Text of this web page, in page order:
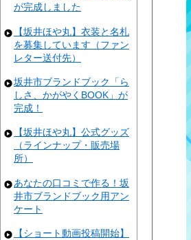
が完成しました
【坂井ほや丸】衣装と名札
を募集しています（ファン
レター送付先）
坂井市ブランドブック「ら
しさ、かがやくBOOK」が
完成！
【坂井ほや丸】公式グッズ
（ラインナップ・販売場
所）
あなたの口コミで作る！坂
井市ブランドブック用アン
ケート
【ショート動画投稿開始】